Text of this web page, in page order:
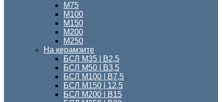
М75
М100
М150
М200
М250
На керамзите
БСЛ М35 | В2,5
БСЛ М50 | В3,5
БСЛ М100 | В7,5
БСЛ М150 | 12,5
БСЛ М200 | В15